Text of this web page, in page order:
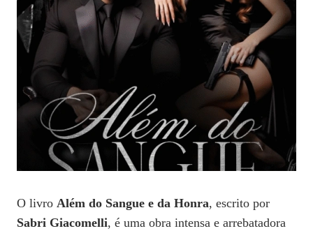
O livro Além do Sangue e da Honra, escrito por
Sabri Giacomelli, é uma obra intensa e arrebatadora